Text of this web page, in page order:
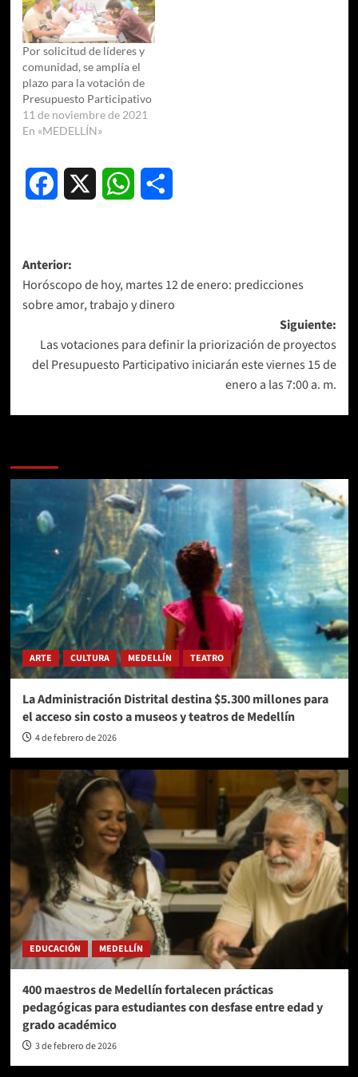
Por solicitud de líderes y
comunidad, se amplía el
plazo para la votación de
Presupuesto Participativo
11 de noviembre de 2021
En «MEDELLÍN»
Facebook WhatsApp
Navegación
de
entradas
Anterior:
Horóscopo de hoy, martes 12 de enero: predicciones
sobre amor, trabajo y dinero
Siguiente:
Las votaciones para definir la priorización de proyectos
del Presupuesto Participativo iniciarán este viernes 15 de
enero a las 7:00 a. m.
ARTE CULTURA MEDELLÍN TEATRO
La Administración Distrital destina $5.300 millones para
el acceso sin costo a museos y teatros de Medellín
4 de febrero de 2026
EDUCACIÓN MEDELLÍN
400 maestros de Medellín fortalecen prácticas
pedagógicas para estudiantes con desfase entre edad y
grado académico
3 de febrero de 2026